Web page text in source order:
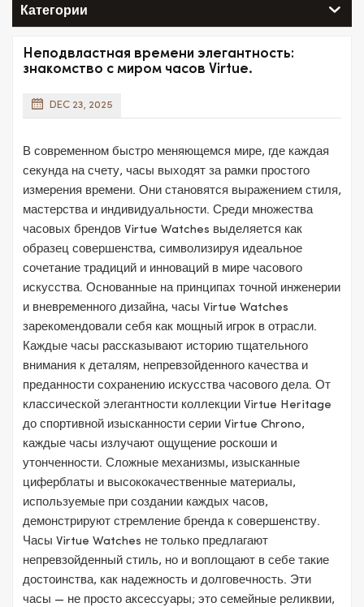
Категории
Неподвластная времени элегантность:
знакомство с миром часов Virtue.
DEC 23, 2025
В современном быстро меняющемся мире, где каждая
секунда на счету, часы выходят за рамки простого
измерения времени. Они становятся выражением стиля,
мастерства и индивидуальности. Среди множества
часовых брендов Virtue Watches выделяется как
образец совершенства, символизируя идеальное
сочетание традиций и инноваций в мире часового
искусства. Основанные на принципах точной инженерии
и вневременного дизайна, часы Virtue Watches
зарекомендовали себя как мощный игрок в отрасли.
Каждые часы рассказывают историю тщательного
внимания к деталям, непревзойденного качества и
преданности сохранению искусства часового дела. От
классической элегантности коллекции Virtue Heritage
до спортивной изысканности серии Virtue Chrono,
каждые часы излучают ощущение роскоши и
утонченности. Сложные механизмы, изысканные
циферблаты и высококачественные материалы,
используемые при создании каждых часов,
демонстрируют стремление бренда к совершенству.
Часы Virtue Watches не только предлагают
непревзойденный стиль, но и воплощают в себе такие
достоинства, как надежность и долговечность. Эти
часы — не просто аксессуары; это семейные реликвии,